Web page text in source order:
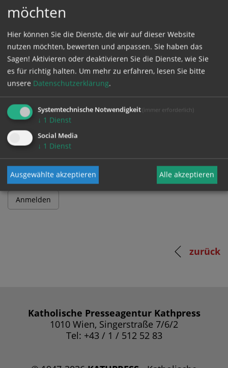
GESCHÜTZTER BEREICH
Bitte melden Sie sich mit Ihrem Benutzernamen
und Passwort an.
Benutzername
Passwort
zurück
Katholische Presseagentur Kathpress
1010 Wien, Singerstraße 7/6/2
Tel: +43 / 1 / 512 52 83
möchten
Hier können Sie die Dienste, die wir auf dieser Website
nutzen möchten, bewerten und anpassen. Sie haben das
Sagen! Aktivieren oder deaktivieren Sie die Dienste, wie Sie
es für richtig halten. Um mehr zu erfahren, lesen Sie bitte
unsere Datenschutzerklärung.
Systemtechnische Notwendigkeit (immer erforderlich)
↓ 1 Dienst
Social Media
↓ 1 Dienst
Ausgewählte akzeptieren Alle akzeptieren